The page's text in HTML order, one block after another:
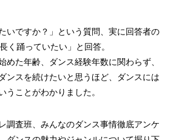
いですか？」という質問、実に回答者の
く踊っていたい」と回答。
めた年齢、ダンス経験年数に関わらず、
ンスを続けたいと思うほど、ダンスには
うことがわかりました。
調査班、みんなのダンス事情徹底アンケ